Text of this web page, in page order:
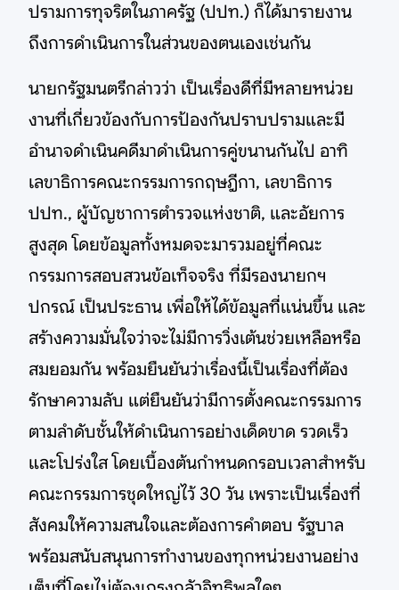
ปรามการทุจริตในภาครัฐ (ปปท.) ก็ได้มารายงาน
ถึงการดำเนินการในส่วนของตนเองเช่นกัน
นายกรัฐมนตรีกล่าวว่า เป็นเรื่องดีที่มีหลายหน่วย
งานที่เกี่ยวข้องกับการป้องกันปราบปรามและมี
อำนาจดำเนินคดีมาดำเนินการคู่ขนานกันไป อาทิ
เลขาธิการคณะกรรมการกฤษฎีกา, เลขาธิการ
ปปท., ผู้บัญชาการตำรวจแห่งชาติ, และอัยการ
สูงสุด โดยข้อมูลทั้งหมดจะมารวมอยู่ที่คณะ
กรรมการสอบสวนข้อเท็จจริง ที่มีรองนายกฯ
ปกรณ์ เป็นประธาน เพื่อให้ได้ข้อมูลที่แน่นขึ้น และ
สร้างความมั่นใจว่าจะไม่มีการวิ่งเต้นช่วยเหลือหรือ
สมยอมกัน พร้อมยืนยันว่าเรื่องนี้เป็นเรื่องที่ต้อง
รักษาความลับ แต่ยืนยันว่ามีการตั้งคณะกรรมการ
ตามลำดับชั้นให้ดำเนินการอย่างเด็ดขาด รวดเร็ว
และโปร่งใส โดยเบื้องต้นกำหนดกรอบเวลาสำหรับ
คณะกรรมการชุดใหญ่ไว้ 30 วัน เพราะเป็นเรื่องที่
สังคมให้ความสนใจและต้องการคำตอบ รัฐบาล
พร้อมสนับสนุนการทำงานของทุกหน่วยงานอย่าง